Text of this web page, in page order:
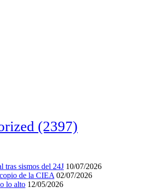
(2397)
tras sismos del 24J 10/07/2026
de la CIEA 02/07/2026
lo alto 12/05/2026